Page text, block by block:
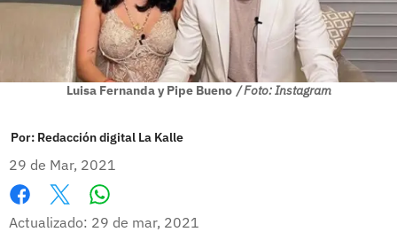
Luisa Fernanda y Pipe Bueno / Foto: Instagram
Por: Redacción digital La Kalle
29 de Mar, 2021
Facebook
X
Actualizado: 29 de mar, 2021